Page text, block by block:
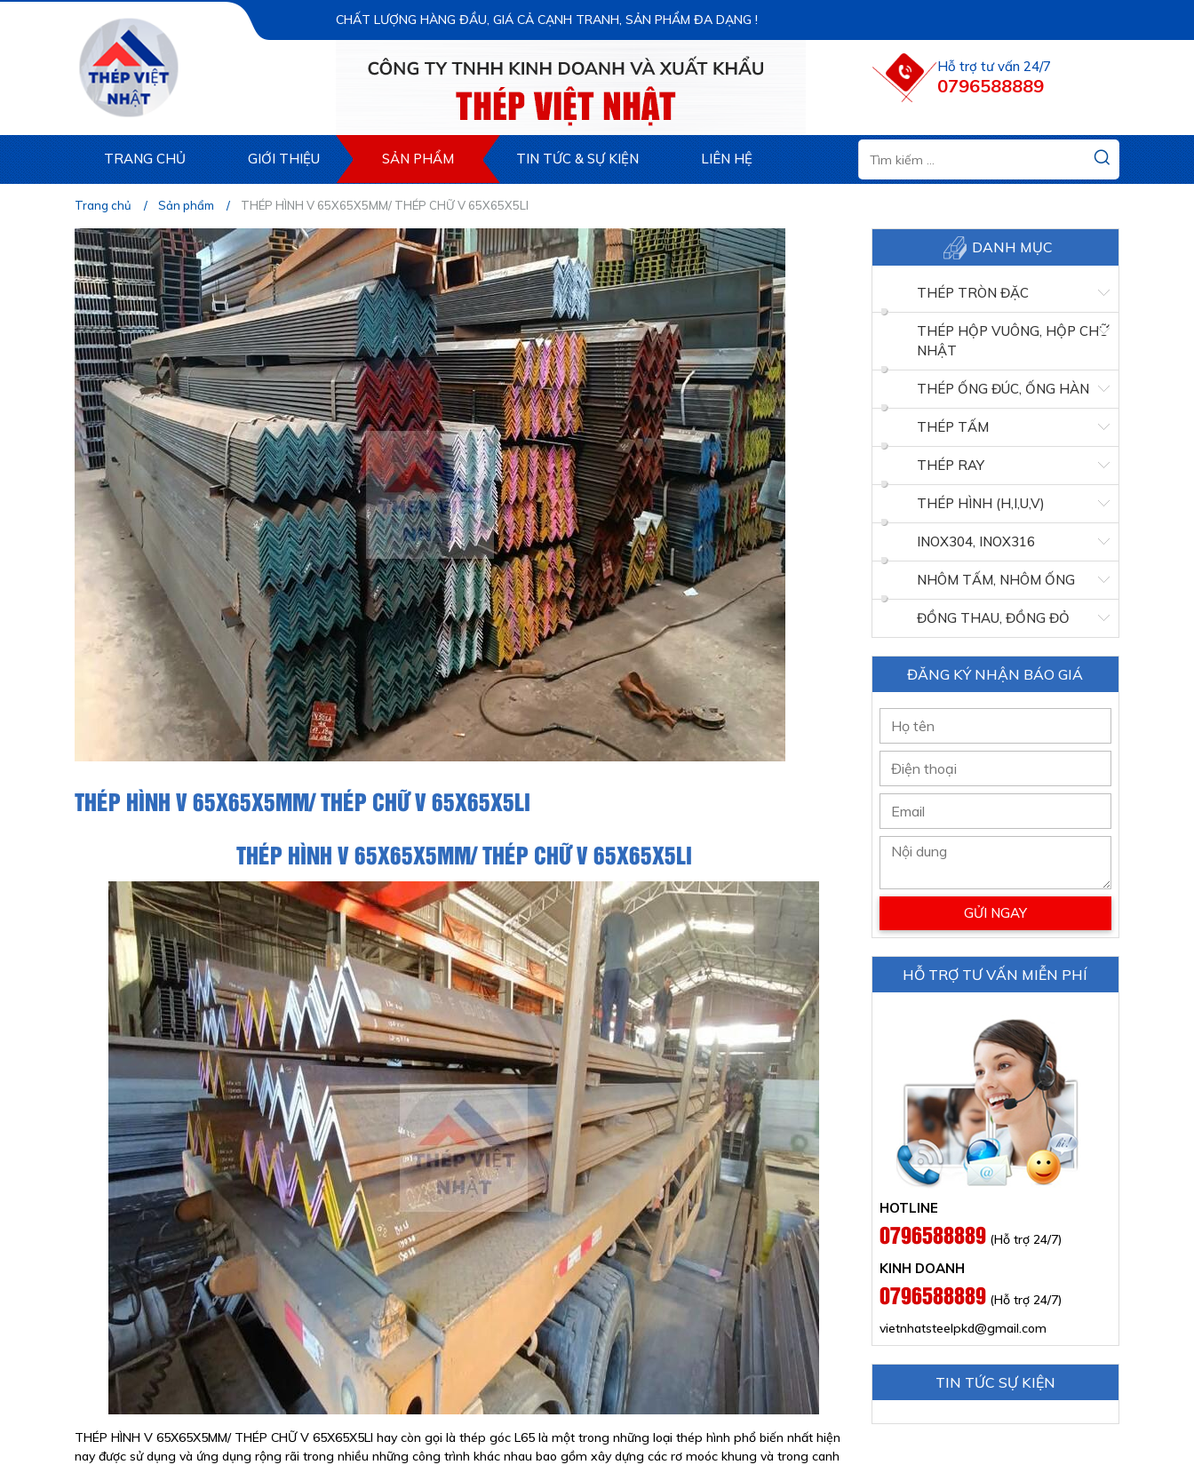
CHẤT LƯỢNG HÀNG ĐẦU, GIÁ CẢ CẠNH TRANH, SẢN PHẨM ĐA DẠNG !
Hỗ trợ tư vấn 24/7
0796588889
TRANG CHỦ GIỚI THIỆU SẢN PHẨM TIN TỨC & SỰ KIỆN LIÊN HỆ
Trang chủ Sản phẩm THÉP HÌNH V 65X65X5MM/ THÉP CHỮ V 65X65X5LI
THÉP HÌNH V 65X65X5MM/ THÉP CHỮ V 65X65X5LI
THÉP HÌNH V 65X65X5MM/ THÉP CHỮ V 65X65X5LI
THÉP HÌNH V 65X65X5MM/ THÉP CHỮ V 65X65X5LI hay còn gọi là thép góc L65 là một trong những loại thép hình phổ biến nhất hiện
nay được sử dụng và ứng dụng rộng rãi trong nhiều những công trình khác nhau bao gồm xây dựng các rơ moóc khung và trong canh
DANH MỤC
THÉP TRÒN ĐẶC
THÉP HỘP VUÔNG, HỘP CHỮ
NHẬT
THÉP ỐNG ĐÚC, ỐNG HÀN
THÉP TẤM
THÉP RAY
THÉP HÌNH (H,I,U,V)
INOX304, INOX316
NHÔM TẤM, NHÔM ỐNG
ĐỒNG THAU, ĐỒNG ĐỎ
ĐĂNG KÝ NHẬN BÁO GIÁ
HỖ TRỢ TƯ VẤN MIỄN PHÍ
HOTLINE
0796588889(Hỗ trợ 24/7)
KINH DOANH
0796588889(Hỗ trợ 24/7)
vietnhatsteelpkd@gmail.com
TIN TỨC SỰ KIỆN